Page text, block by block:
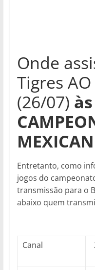
Onde
Tigres AO
(26/07)
Entretanto, como
jogos do
transmissão para o
abaixo quem
Canal